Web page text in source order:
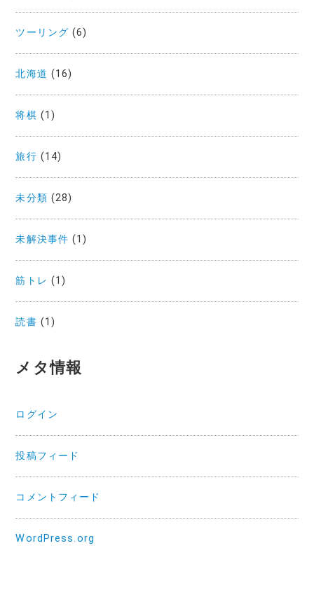
ツーリング (6)
北海道 (16)
将棋 (1)
旅行 (14)
未分類 (28)
未解決事件 (1)
筋トレ (1)
読書 (1)
メタ情報
ログイン
投稿フィード
コメントフィード
WordPress.org